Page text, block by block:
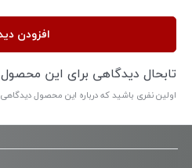
افزودن
تابحال دیدگاهی برای این
اولین نفری باشید که درباره این محصول